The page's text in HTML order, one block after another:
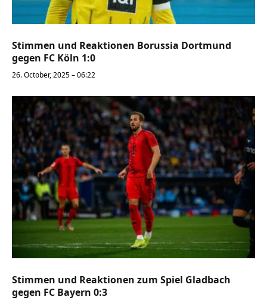
Stimmen und Reaktionen Borussia Dortmund
gegen FC Köln 1:0
26. October, 2025 – 06:22
Stimmen und Reaktionen zum Spiel Gladbach
gegen FC Bayern 0:3